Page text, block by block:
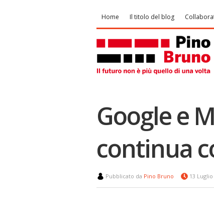
Home Il titolo del blog
Google e
continua
Pubblicato da Pino Bruno 13 Luglio